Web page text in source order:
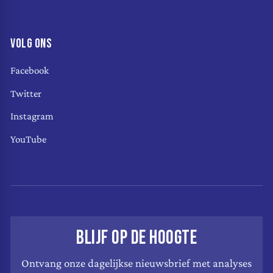
VOLG ONS
Facebook
Twitter
Instagram
YouTube
BLIJF OP DE HOOGTE
Ontvang onze dagelijkse nieuwsbrief met analyses